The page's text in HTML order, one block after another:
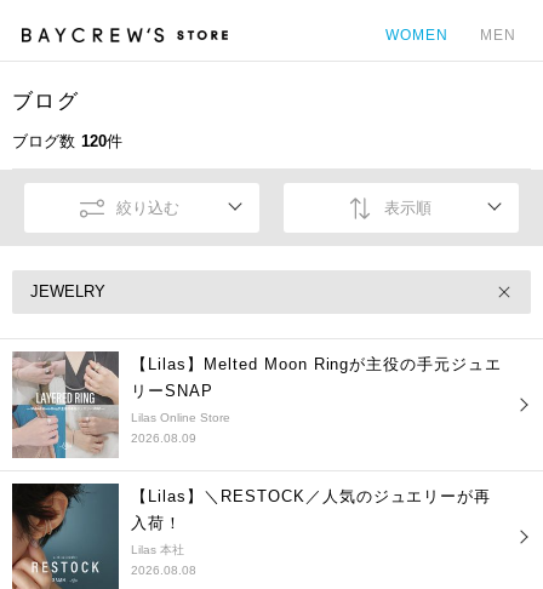
WOMEN MEN
ブログ
ブログ数 120件
絞り込む 表示順
JEWELRY
【Lilas】Melted Moon Ringが主役の手元ジュエ
リーSNAP
Lilas Online Store
2026.08.09
【Lilas】＼RESTOCK／人気のジュエリーが再
入荷！
Lilas 本社
2026.08.08